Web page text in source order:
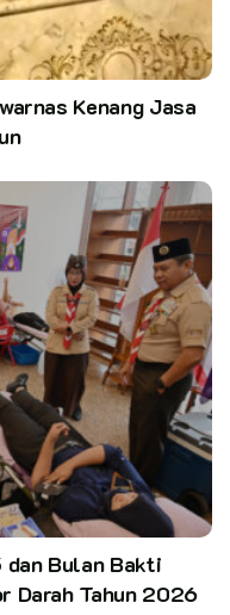
Kenang Jasa
dan Bulan Bakti
Darah Tahun 2026